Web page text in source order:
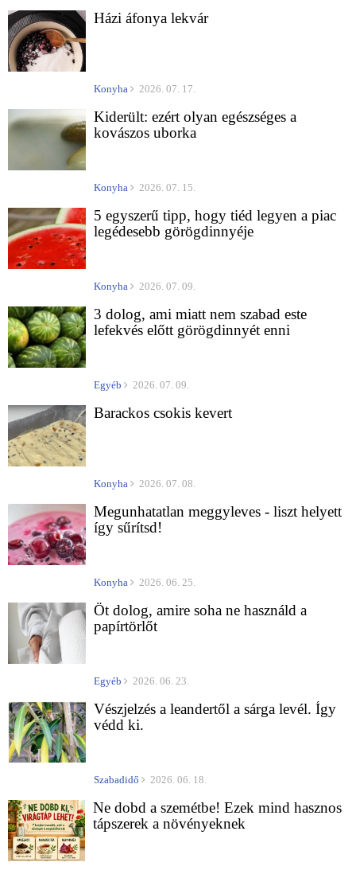
Házi áfonya lekvár
Konyha 2026. 07. 17.
Kiderült: ezért olyan egészséges a
kovászos uborka
Konyha 2026. 07. 15.
5 egyszerű tipp, hogy tiéd legyen a piac
legédesebb görögdinnyéje
Konyha 2026. 07. 09.
3 dolog, ami miatt nem szabad este
lefekvés előtt görögdinnyét enni
Egyéb 2026. 07. 09.
Barackos csokis kevert
Konyha 2026. 07. 08.
Megunhatatlan meggyleves - liszt helyett
így sűrítsd!
Konyha 2026. 06. 25.
Öt dolog, amire soha ne használd a
papírtörlőt
Egyéb 2026. 06. 23.
Vészjelzés a leandertől a sárga levél. Így
védd ki.
Szabadidő 2026. 06. 18.
Ne dobd a szemétbe! Ezek mind hasznos
tápszerek a növényeknek